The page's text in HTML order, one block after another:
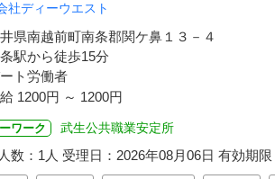
社ディーウエスト
県南越前町南条郡関ケ鼻１３－４
駅から徒歩15分
ト労働者
1200円 ～ 1200円
ワーク 武生公共職業安定所
数：1人 受理日： 2026年08月06日 有効期限